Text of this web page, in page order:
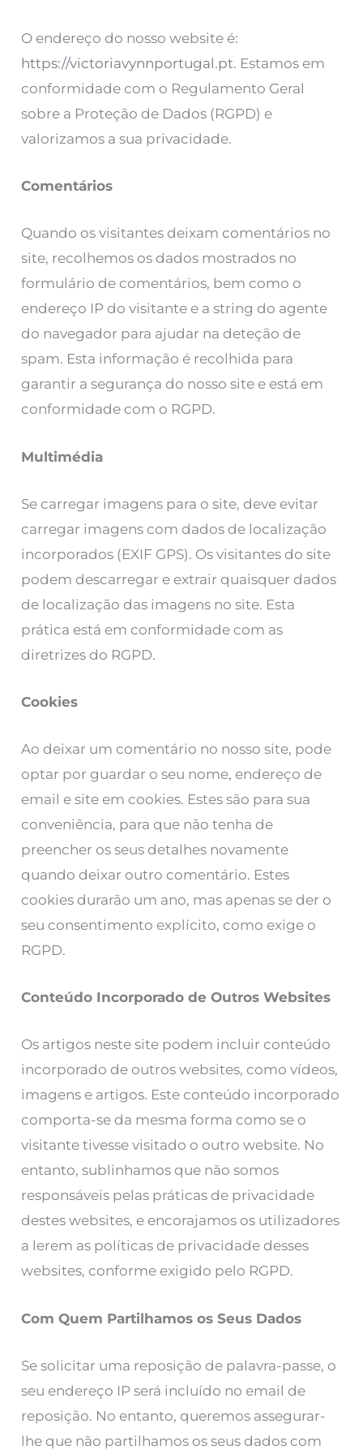
O endereço do nosso website é:
https://victoriavynnportugal.pt. Estamos em
conformidade com o Regulamento Geral
sobre a Proteção de Dados (RGPD) e
valorizamos a sua privacidade.
Comentários
Quando os visitantes deixam comentários no
site, recolhemos os dados mostrados no
formulário de comentários, bem como o
endereço IP do visitante e a string do agente
do navegador para ajudar na deteção de
spam. Esta informação é recolhida para
garantir a segurança do nosso site e está em
conformidade com o RGPD.
Multimédia
Se carregar imagens para o site, deve evitar
carregar imagens com dados de localização
incorporados (EXIF GPS). Os visitantes do site
podem descarregar e extrair quaisquer dados
de localização das imagens no site. Esta
prática está em conformidade com as
diretrizes do RGPD.
Cookies
Ao deixar um comentário no nosso site, pode
optar por guardar o seu nome, endereço de
email e site em cookies. Estes são para sua
conveniência, para que não tenha de
preencher os seus detalhes novamente
quando deixar outro comentário. Estes
cookies durarão um ano, mas apenas se der o
seu consentimento explícito, como exige o
RGPD.
Conteúdo Incorporado de Outros Websites
Os artigos neste site podem incluir conteúdo
incorporado de outros websites, como vídeos,
imagens e artigos. Este conteúdo incorporado
comporta-se da mesma forma como se o
visitante tivesse visitado o outro website. No
entanto, sublinhamos que não somos
responsáveis pelas práticas de privacidade
destes websites, e encorajamos os utilizadores
a lerem as políticas de privacidade desses
websites, conforme exigido pelo RGPD.
Com Quem Partilhamos os Seus Dados
Se solicitar uma reposição de palavra-passe, o
seu endereço IP será incluído no email de
reposição. No entanto, queremos assegurar-
lhe que não partilhamos os seus dados com